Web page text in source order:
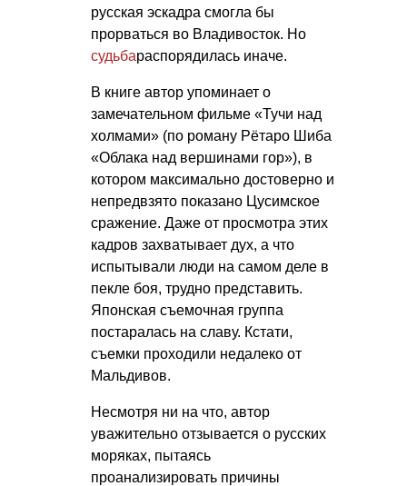
русская эскадра смогла бы
прорваться во Владивосток. Но
судьбараспорядилась иначе.
В книге автор упоминает о
замечательном фильме «Тучи над
холмами» (по роману Рётаро Шиба
«Облака над вершинами гор»), в
котором максимально достоверно и
непредвзято показано Цусимское
сражение. Даже от просмотра этих
кадров захватывает дух, а что
испытывали люди на самом деле в
пекле боя, трудно представить.
Японская съемочная группа
постаралась на славу. Кстати,
съемки проходили недалеко от
Мальдивов.
Несмотря ни на что, автор
уважительно отзывается о русских
моряках, пытаясь
проанализировать причины